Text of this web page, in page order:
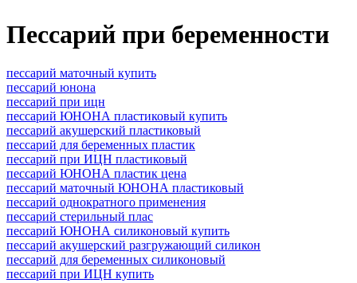
Пессарий при беременности
пессарий маточный купить
пессарий юнона
пессарий при ицн
пессарий ЮНОНА пластиковый купить
пессарий акушерский пластиковый
пессарий для беременных пластик
пессарий при ИЦН пластиковый
пессарий ЮНОНА пластик цена
пессарий маточный ЮНОНА пластиковый
пессарий однократного применения
пессарий стерильный плас
пессарий ЮНОНА силиконовый купить
пессарий акушерский разгружающий силикон
пессарий для беременных силиконовый
пессарий при ИЦН купить